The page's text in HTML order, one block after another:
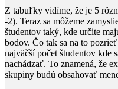
Z tabuľky vidíme, že je 5
-2). Teraz sa môžeme
študentov taký, kde určite
bodov. Čo tak sa na to
najväčší počet študentov kde
nachádzať. To znamená, že
skupiny budú obsahovať